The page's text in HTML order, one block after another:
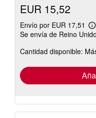
EUR 15,52
Envío por EUR 17,51
Se envía de Reino
Cantidad disponible: